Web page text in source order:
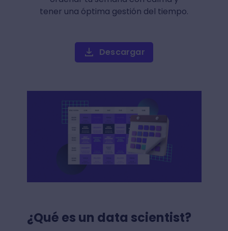
tener una óptima gestión del tiempo.
Descargar
¿Qué es un data scientist?